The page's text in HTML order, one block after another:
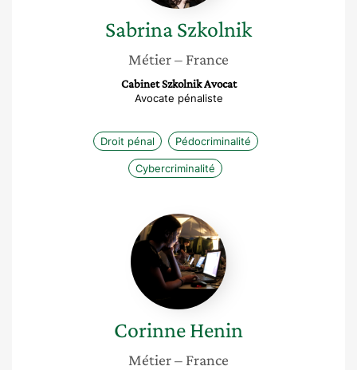
SabrinaSzkolnik
Métier– France
Cabinet Szkolnik Avocat
Avocate pénaliste
Droit pénal Pédocriminalité
Cybercriminalité
Corinne
Henin
CorinneHenin
Métier– France